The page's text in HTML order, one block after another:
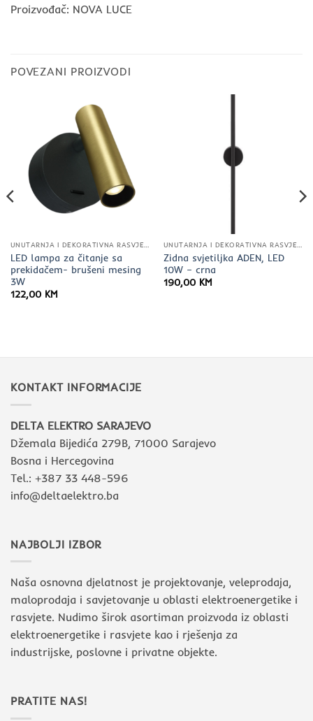
Proizvođač: NOVA LUCE
POVEZANI PROIZVODI
UNUTARNJA I DEKORATIVNA RASVJETA
LED lampa za čitanje sa
prekidačem- brušeni mesing
3W
122,00 KM
UNUTARNJA I DEKORATIVNA RASVJETA
Zidna svjetiljka ADEN, LED
10W – crna
190,00 KM
KONTAKT INFORMACIJE
DELTA ELEKTRO SARAJEVO
Džemala Bijedića 279B, 71000 Sarajevo
Bosna i Hercegovina
Tel.: +387 33 448-596
info@deltaelektro.ba
NAJBOLJI IZBOR
Naša osnovna djelatnost je projektovanje, veleprodaja,
maloprodaja i savjetovanje u oblasti elektroenergetike i
rasvjete. Nudimo širok asortiman proizvoda iz oblasti
elektroenergetike i rasvjete kao i rješenja za
industrijske, poslovne i privatne objekte.
PRATITE NAS!